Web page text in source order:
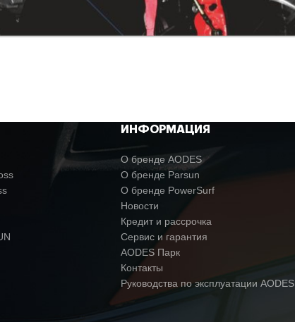
ИНФОРМАЦИЯ
О бренде AODES
О бренде Parsun
О бренде PowerSurf
Новости
Кредит и рассрочка
Сервис и гарантия
AODES Парк
Контакты
Руководства по эксплуатации AODES